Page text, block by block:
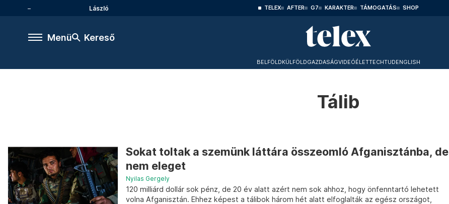
László TELEX AFTER G7 KARAKTER TÁMOGATÁS SHOP
Menü Kereső
BELFÖLDKÜLFÖLDGAZDASÁGVIDEÓÉLETTECHTUDENGLISH
Tálib
Sokat toltak a szemünk láttára összeomló Afganisztánba, de
nem eleget
Nyilas Gergely
120 milliárd dollár sok pénz, de 20 év alatt azért nem sok ahhoz, hogy önfenntartó lehetett
volna Afganisztán. Ehhez képest a tálibok három hét alatt elfoglalták az egész országot,